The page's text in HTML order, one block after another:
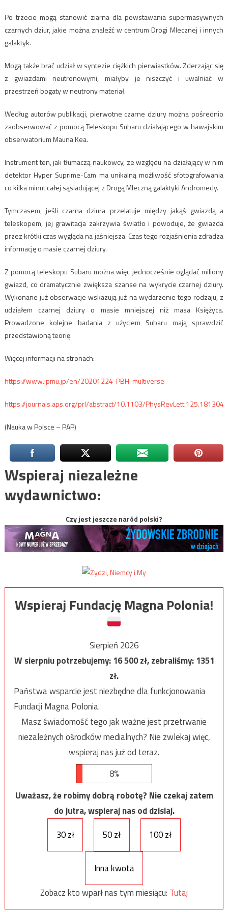
Po trzecie mogą stanowić ziarna dla powstawania supermasywnych
czarnych dziur, jakie można znaleźć w centrum Drogi Mlecznej i innych
galaktyk.
Mogą także brać udział w syntezie ciężkich pierwiastków. Zderzając się
z gwiazdami neutronowymi, miałyby je niszczyć i uwalniać w
przestrzeń bogaty w neutrony materiał.
Według autorów publikacji, pierwotne czarne dziury można pośrednio
zaobserwować z pomocą Teleskopu Subaru działającego w hawajskim
obserwatorium Mauna Kea.
Instrument ten, jak tłumaczą naukowcy, ze względu na działający w nim
detektor Hyper Suprime-Cam ma unikalną możliwość sfotografowania
co kilka minut całej sąsiadującej z Drogą Mleczną galaktyki Andromedy.
Tymczasem, jeśli czarna dziura przelatuje między jakąś gwiazdą a
teleskopem, jej grawitacja zakrzywia światło i powoduje, że gwiazda
przez krótki czas wygląda na jaśniejsza. Czas tego rozjaśnienia zdradza
informację o masie czarnej dziury.
Z pomocą teleskopu Subaru można więc jednocześnie oglądać miliony
gwiazd, co dramatycznie zwiększa szanse na wykrycie czarnej dziury.
Wykonane już obserwacje wskazują już na wydarzenie tego rodzaju, z
udziałem czarnej dziury o masie mniejszej niż masa Księżyca.
Prowadzone kolejne badania z użyciem Subaru mają sprawdzić
przedstawioną teorię.
Więcej informacji na stronach:
https://www.ipmu.jp/en/20201224-PBH-multiverse
https://journals.aps.org/prl/abstract/10.1103/PhysRevLett.125.181304
(Nauka w Polsce – PAP)
Wspieraj niezależne
wydawnictwo:
Czy jest jeszcze naród polski?
Wspieraj Fundację Magna Polonia!
Sierpień 2026
W sierpniu potrzebujemy:16 500zł, zebraliśmy:1351
zł.
Państwa wsparcie jest niezbędne dla funkcjonowania
Fundacji Magna Polonia.
Masz świadomość tego jak ważne jest przetrwanie
niezależnych ośrodków medialnych? Nie zwlekaj więc,
wspieraj nas już od teraz.
8%
Uważasz, że robimy dobrą robotę? Nie czekaj zatem
do jutra, wspieraj nas od dzisiaj.
30 zł
50 zł 100 zł
Inna kwota
Zobacz kto wparł nas tym miesiącu: Tutaj